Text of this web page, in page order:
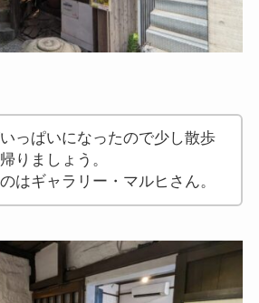
っぱいになったので少し散歩
りましょう。
はギャラリー・マルヒさん。